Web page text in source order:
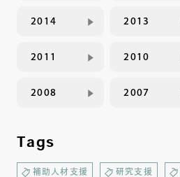
2014 2013
2011 2010
2008 2007
Tags
補助人材支援 研究支援